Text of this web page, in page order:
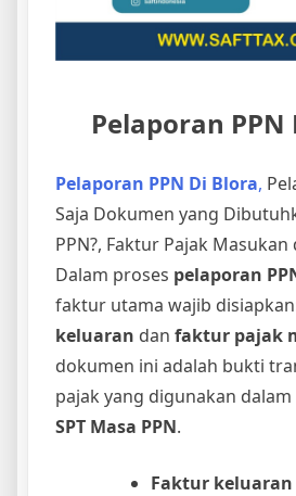
Pelaporan PPN
Pelaporan PPN Di Blora,
Saja Dokumen yang
PPN?, Faktur Pajak
Dalam proses pelaporan
faktur utama wajib
keluaran dan faktur pajak
dokumen ini adalah bukti
pajak yang digunakan
SPT Masa PPN.
Faktur keluaran